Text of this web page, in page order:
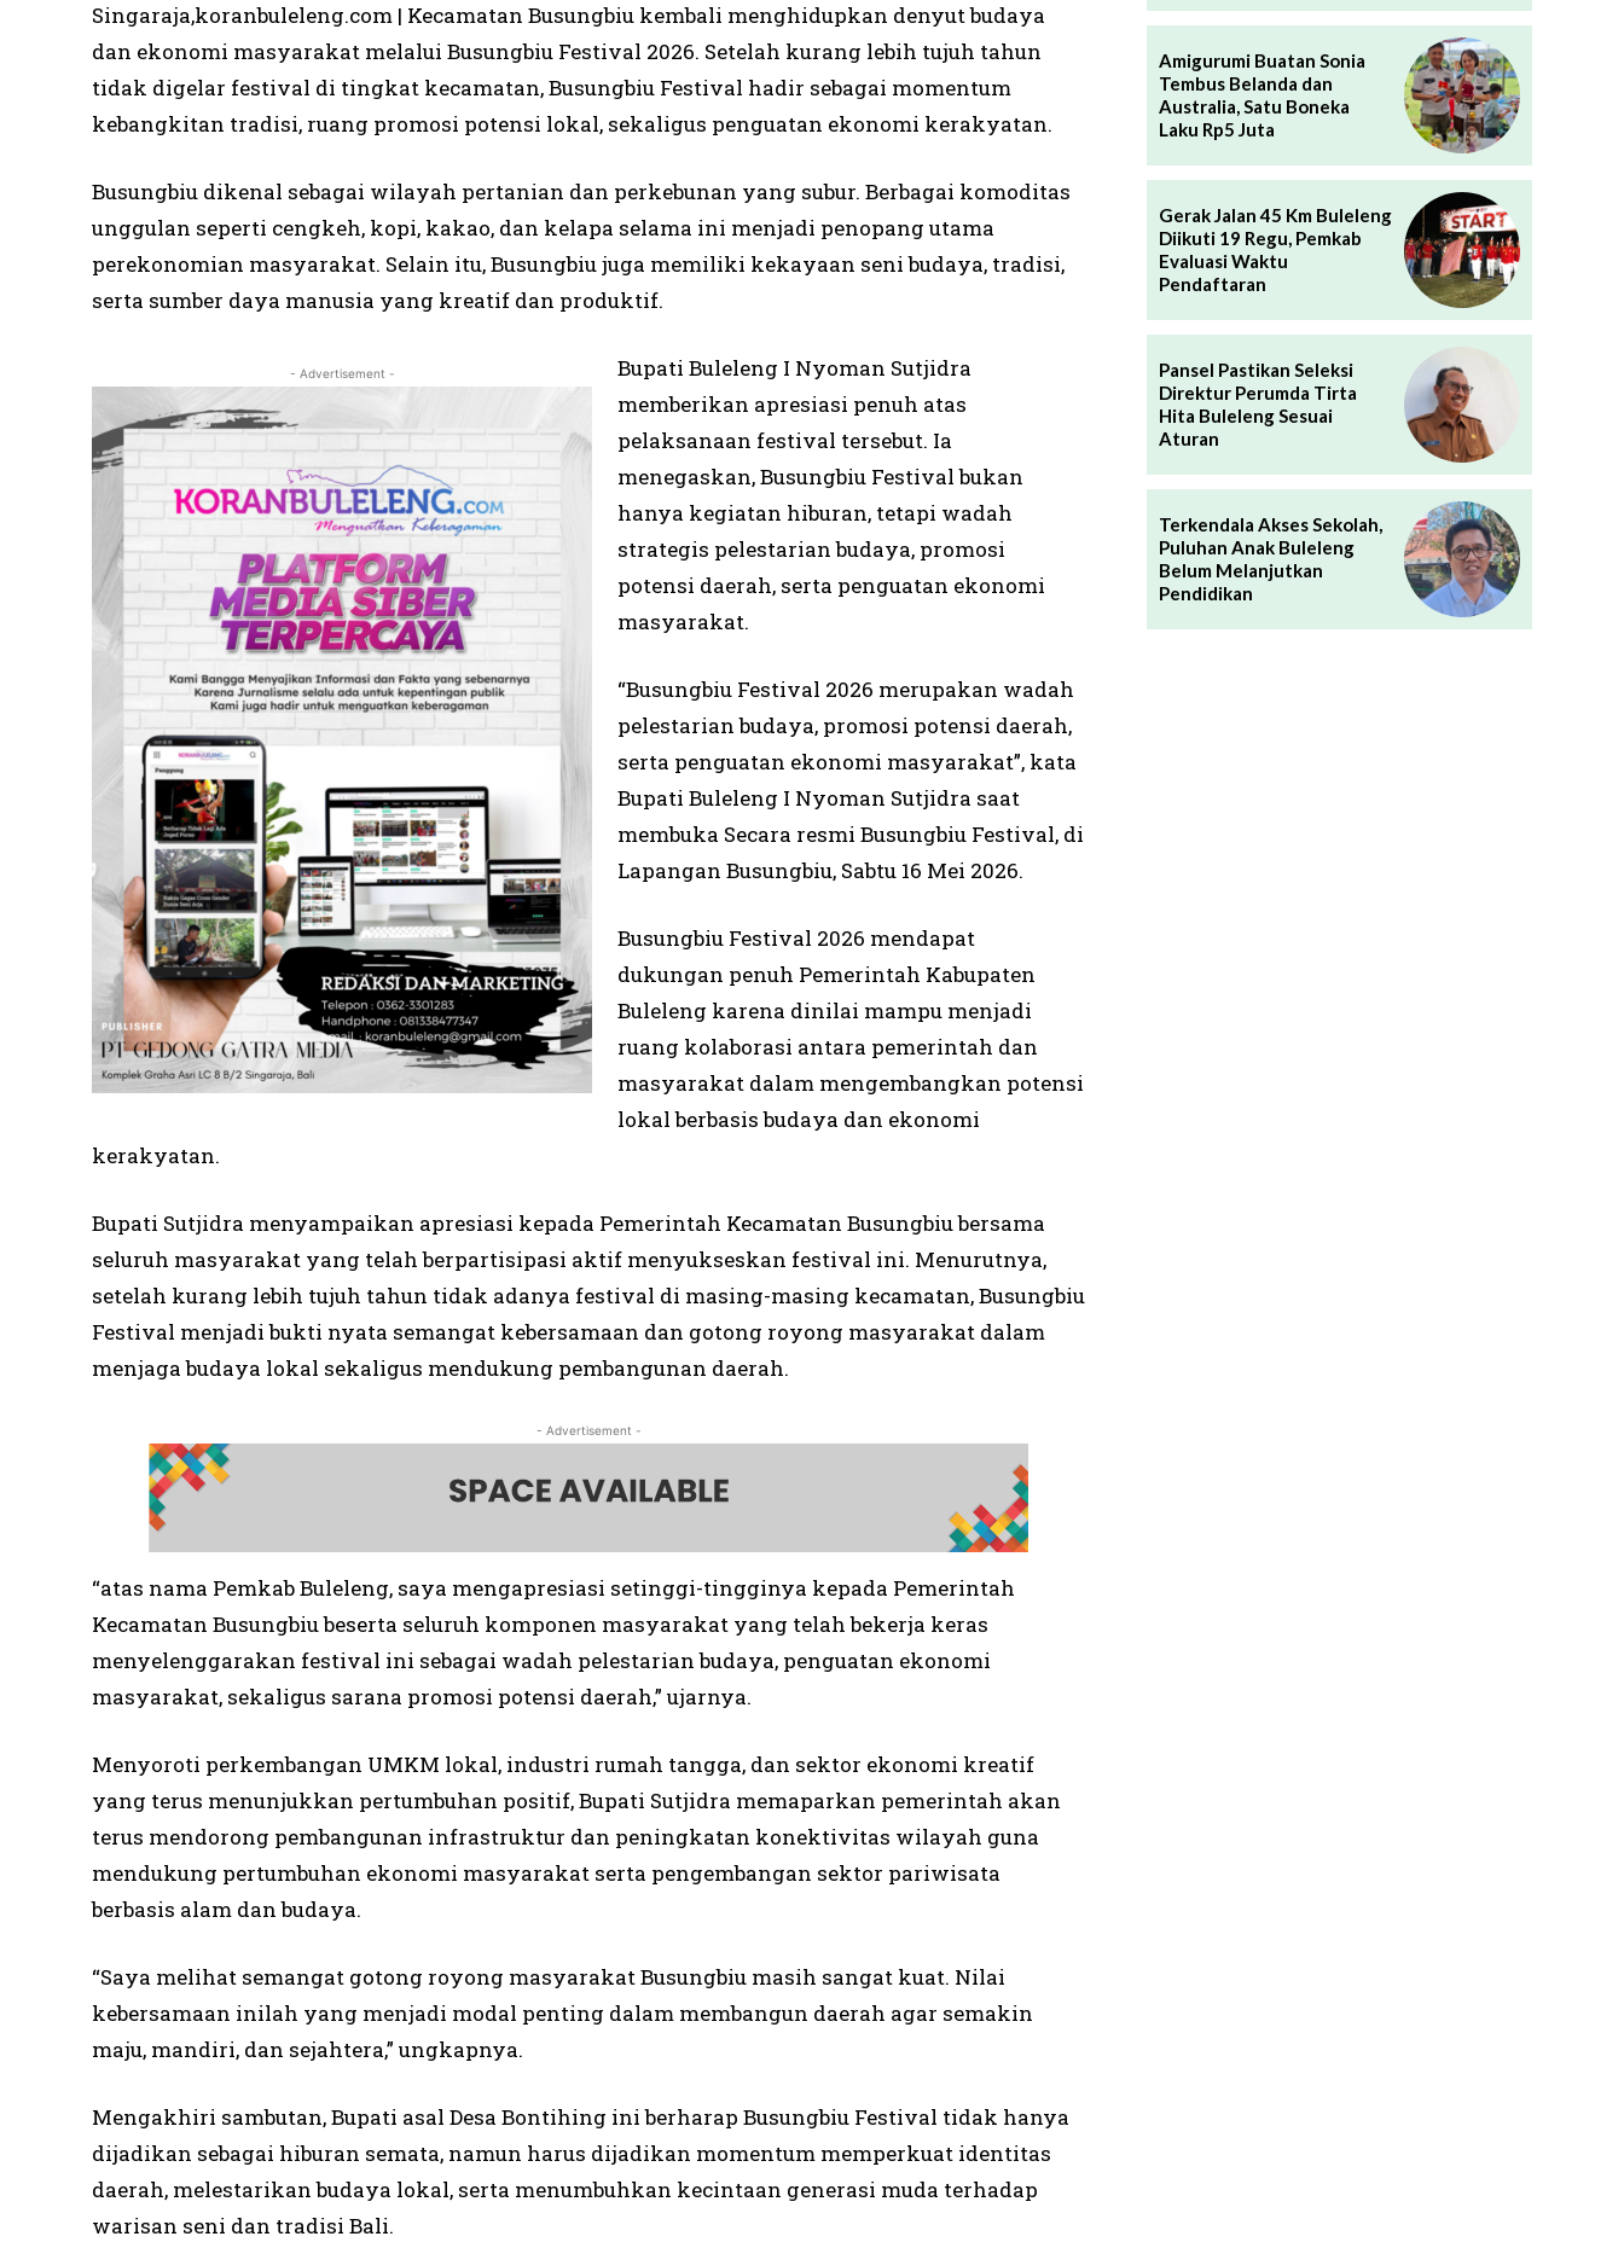
Singaraja,koranbuleleng.com | Kecamatan Busungbiu kembali menghidupkan denyut budaya
dan ekonomi masyarakat melalui Busungbiu Festival 2026. Setelah kurang lebih tujuh tahun
tidak digelar festival di tingkat kecamatan, Busungbiu Festival hadir sebagai momentum
kebangkitan tradisi, ruang promosi potensi lokal, sekaligus penguatan ekonomi kerakyatan.
Busungbiu dikenal sebagai wilayah pertanian dan perkebunan yang subur. Berbagai komoditas
unggulan seperti cengkeh, kopi, kakao, dan kelapa selama ini menjadi penopang utama
perekonomian masyarakat. Selain itu, Busungbiu juga memiliki kekayaan seni budaya, tradisi,
serta sumber daya manusia yang kreatif dan produktif.
- Advertisement -
Bupati Buleleng I Nyoman Sutjidra
memberikan apresiasi penuh atas
pelaksanaan festival tersebut. Ia
menegaskan, Busungbiu Festival bukan
hanya kegiatan hiburan, tetapi wadah
strategis pelestarian budaya, promosi
potensi daerah, serta penguatan ekonomi
masyarakat.
“Busungbiu Festival 2026 merupakan wadah
pelestarian budaya, promosi potensi daerah,
serta penguatan ekonomi masyarakat”, kata
Bupati Buleleng I Nyoman Sutjidra saat
membuka Secara resmi Busungbiu Festival, di
Lapangan Busungbiu, Sabtu 16 Mei 2026.
Busungbiu Festival 2026 mendapat
dukungan penuh Pemerintah Kabupaten
Buleleng karena dinilai mampu menjadi
ruang kolaborasi antara pemerintah dan
masyarakat dalam mengembangkan potensi
lokal berbasis budaya dan ekonomi
kerakyatan.
Bupati Sutjidra menyampaikan apresiasi kepada Pemerintah Kecamatan Busungbiu bersama
seluruh masyarakat yang telah berpartisipasi aktif menyukseskan festival ini. Menurutnya,
setelah kurang lebih tujuh tahun tidak adanya festival di masing-masing kecamatan, Busungbiu
Festival menjadi bukti nyata semangat kebersamaan dan gotong royong masyarakat dalam
menjaga budaya lokal sekaligus mendukung pembangunan daerah.
- Advertisement -
“atas nama Pemkab Buleleng, saya mengapresiasi setinggi-tingginya kepada Pemerintah
Kecamatan Busungbiu beserta seluruh komponen masyarakat yang telah bekerja keras
menyelenggarakan festival ini sebagai wadah pelestarian budaya, penguatan ekonomi
masyarakat, sekaligus sarana promosi potensi daerah,” ujarnya.
Menyoroti perkembangan UMKM lokal, industri rumah tangga, dan sektor ekonomi kreatif
yang terus menunjukkan pertumbuhan positif, Bupati Sutjidra memaparkan pemerintah akan
terus mendorong pembangunan infrastruktur dan peningkatan konektivitas wilayah guna
mendukung pertumbuhan ekonomi masyarakat serta pengembangan sektor pariwisata
berbasis alam dan budaya.
“Saya melihat semangat gotong royong masyarakat Busungbiu masih sangat kuat. Nilai
kebersamaan inilah yang menjadi modal penting dalam membangun daerah agar semakin
maju, mandiri, dan sejahtera,” ungkapnya.
Mengakhiri sambutan, Bupati asal Desa Bontihing ini berharap Busungbiu Festival tidak hanya
dijadikan sebagai hiburan semata, namun harus dijadikan momentum memperkuat identitas
daerah, melestarikan budaya lokal, serta menumbuhkan kecintaan generasi muda terhadap
warisan seni dan tradisi Bali.
Amigurumi Buatan Sonia
Tembus Belanda dan
Australia, Satu Boneka
Laku Rp5 Juta
Gerak Jalan 45 Km Buleleng
Diikuti 19 Regu, Pemkab
Evaluasi Waktu
Pendaftaran
Pansel Pastikan Seleksi
Direktur Perumda Tirta
Hita Buleleng Sesuai
Aturan
Terkendala Akses Sekolah,
Puluhan Anak Buleleng
Belum Melanjutkan
Pendidikan